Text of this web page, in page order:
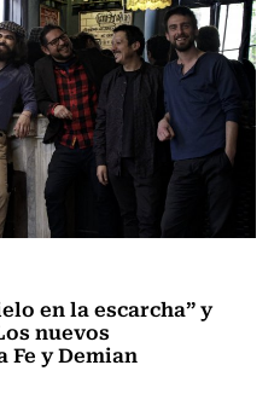
en la escarcha” y
nuevos
Fe y Demian